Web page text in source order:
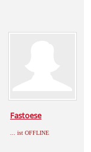
Fastoese
... ist OFFLINE